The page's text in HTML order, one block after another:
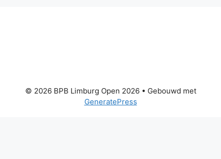
© 2026 BPB Limburg Open 2026• Gebouwd met
GeneratePress